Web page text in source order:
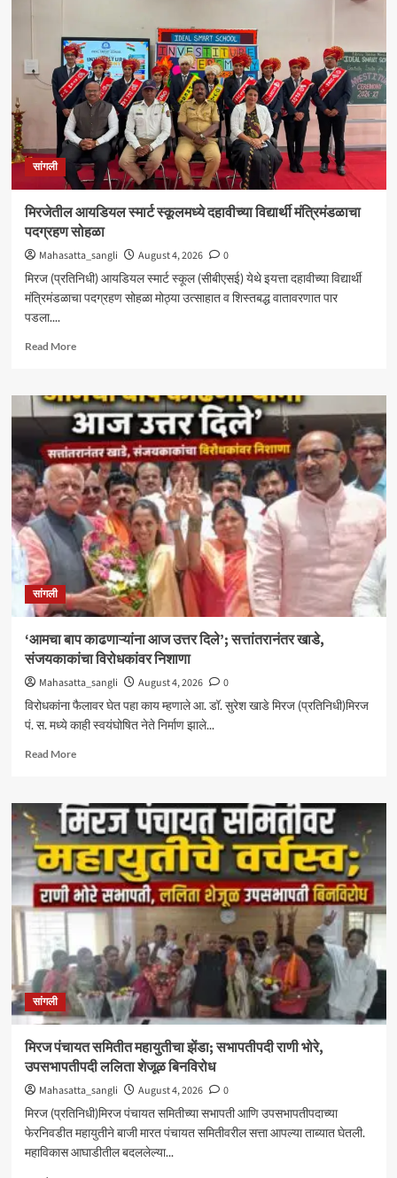
यांना
‘कलातपस्वी’
पुरस्कार
प्रदान
सांगली
मिरजेतील आयडियल स्मार्ट स्कूलमध्ये दहावीच्या विद्यार्थी मंत्रिमंडळाचा
पदग्रहण सोहळा
Mahasatta_sangli August 4, 2026
0
मिरज (प्रतिनिधी) आयडियल स्मार्ट स्कूल (सीबीएसई) येथे इयत्ता दहावीच्या विद्यार्थी
मंत्रिमंडळाचा पदग्रहण सोहळा मोठ्या उत्साहात व शिस्तबद्ध वातावरणात पार
पडला....
Read MoreRead
मिरजेतील
आयडियल
स्मार्ट
स्कूलमध्ये
दहावीच्या
विद्यार्थी
मंत्रिमंडळाचा
पदग्रहण
सोहळा
सांगली
‘आमचा बाप काढणाऱ्यांना आज उत्तर दिले’; सत्तांतरानंतर खाडे,
संजयकाकांचा विरोधकांवर निशाणा
Mahasatta_sangli August 4, 2026
0
विरोधकांना फैलावर घेत पहा काय म्हणाले आ. डॉ. सुरेश खाडे मिरज (प्रतिनिधी)मिरज
पं. स. मध्ये काही स्वयंघोषित नेते निर्माण झाले...
Read MoreRead
‘आमचा
बाप
काढणाऱ्यांना
आज
उत्तर
दिले’;
सत्तांतरानंतर
संजयकाकांचा
विरोधकांवर
निशाणा
सांगली
मिरज पंचायत समितीत महायुतीचा झेंडा; सभापतीपदी राणी भोरे,
उपसभापतीपदी ललिता शेजूळ बिनविरोध
Mahasatta_sangli August 4, 2026
0
मिरज (प्रतिनिधी)मिरज पंचायत समितीच्या सभापती आणि उपसभापतीपदाच्या
फेरनिवडीत महायुतीने बाजी मारत पंचायत समितीवरील सत्ता आपल्या ताब्यात घेतली.
महाविकास आघाडीतील बदललेल्या...